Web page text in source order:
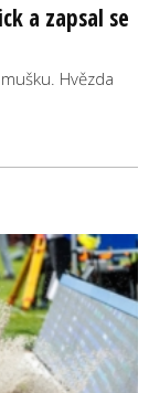
a zapsal se
Hvězda